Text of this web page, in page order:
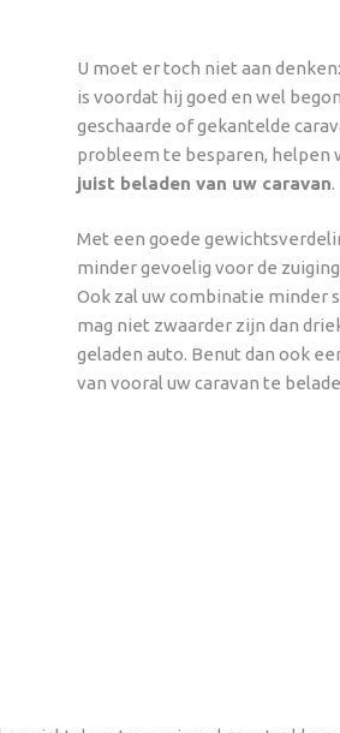
U moet er toch niet aan
is voordat hij goed en wel
geschaarde of gekantelde
probleem te besparen, helpen
juist beladen van uw caravan.
Met een goede
minder gevoelig voor de
Ook zal uw combinatie minder
mag niet zwaarder zijn dan
geladen auto. Benut dan ook
van vooral uw caravan te